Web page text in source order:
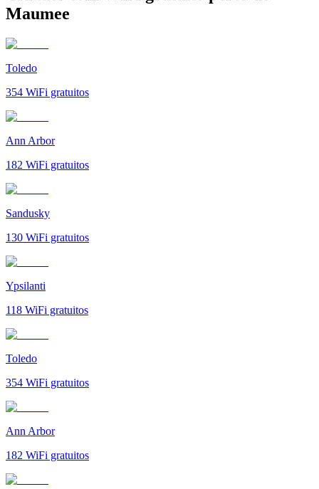
Maumee
Toledo
354 WiFi gratuitos
Ann Arbor
182 WiFi gratuitos
Sandusky
130 WiFi gratuitos
Ypsilanti
118 WiFi gratuitos
Toledo
354 WiFi gratuitos
Ann Arbor
182 WiFi gratuitos